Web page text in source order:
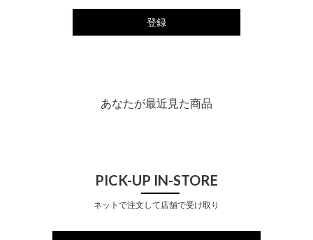
登録
あなたが最近見た商品
PICK-UP IN-STORE
ネットで注文して店舗で受け取り